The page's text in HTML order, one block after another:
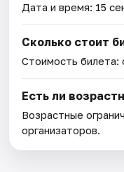
Дата и время: 15
Сколько стоит
Стоимость билета:
Есть ли
Возрастные
организаторов.